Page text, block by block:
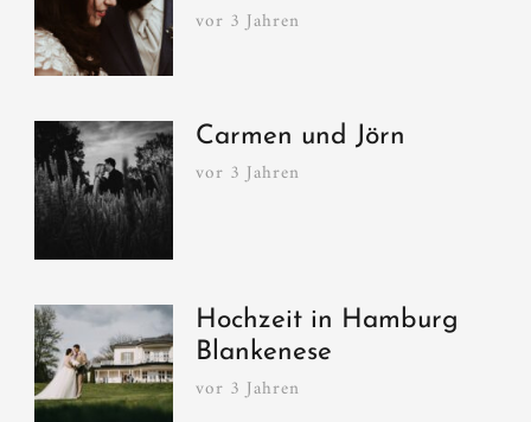
vor 3 Jahren
Carmen und Jörn
vor 3 Jahren
Hochzeit in Hamburg
Blankenese
vor 3 Jahren